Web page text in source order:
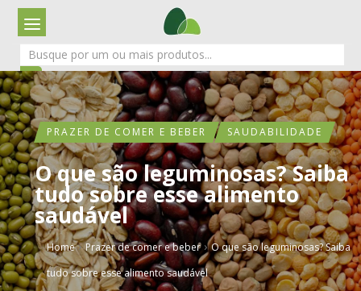
PRAZER DE COMER E BEBER SAUDABILIDADE
O que são leguminosas? Saiba
tudo sobre esse alimento
saudável
Home › Prazer de comer e beber › O que são leguminosas? Saiba
tudo sobre esse alimento saudável